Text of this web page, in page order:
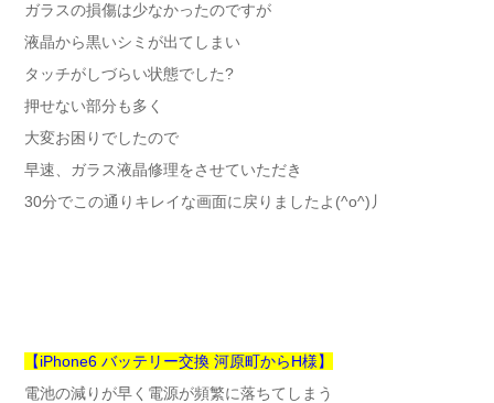
ガラスの損傷は少なかったのですが
液晶から黒いシミが出てしまい
タッチがしづらい状態でした?
押せない部分も多く
大変お困りでしたので
早速、ガラス液晶修理をさせていただき
30分でこの通りキレイな画面に戻りましたよ(^o^)丿
【iPhone6 バッテリー交換 河原町からH様】
電池の減りが早く電源が頻繁に落ちてしまう